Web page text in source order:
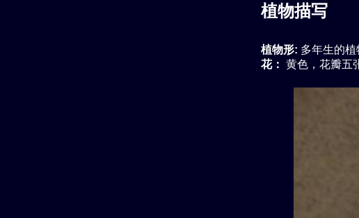
植物描写
植物形: 多年生的植
花： 黄色，花瓣五